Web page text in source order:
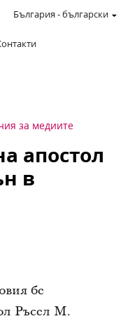
България -български
за медиите
апостол
в
бе
Ръсел М.